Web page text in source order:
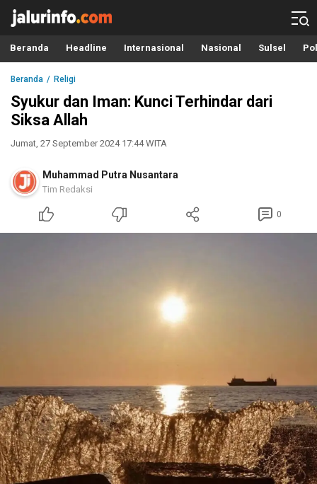
Info Terbaru, Berita Terkini Hari Ini, Jalurinfo.com
Terkini, Akurat dan Terpercaya
Beranda Headline Internasional Nasional Sulsel
Beranda Religi
Syukur dan Iman: Kunci Terhindar dari
Siksa Allah
Jumat, 27 September 2024 17:44 WITA
Muhammad Putra Nusantara
Tim Redaksi
0